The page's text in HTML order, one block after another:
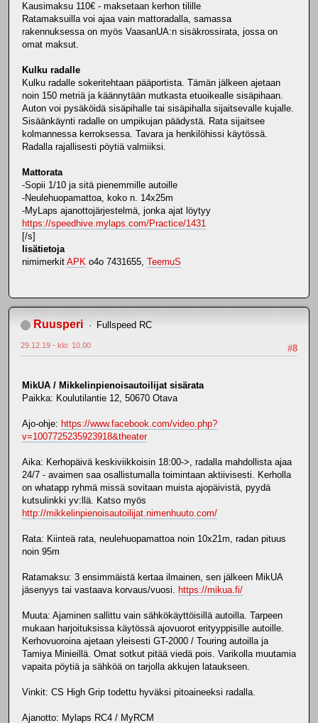
Kausimaksu 110€ - maksetaan kerhon tilille
Ratamaksuilla voi ajaa vain mattoradalla, samassa
rakennuksessa on myös VaasanUA:n sisäkrossirata, jossa on
omat maksut.
Kulku radalle
Kulku radalle sokeritehtaan pääportista. Tämän jälkeen ajetaan
noin 150 metriä ja käännytään mutkasta etuoikealle sisäpihaan.
Auton voi pysäköidä sisäpihalle tai sisäpihalla sijaitsevalle kujalle.
Sisäänkäynti radalle on umpikujan päädystä. Rata sijaitsee
kolmannessa kerroksessa. Tavara ja henkilöhissi käytössä.
Radalla rajallisesti pöytiä valmiiksi.
Mattorata
-Sopii 1/10 ja sitä pienemmille autoille
-Neulehuopamattoa, koko n. 14x25m
-MyLaps ajanottojärjestelmä, jonka ajat löytyy
https://speedhive.mylaps.com/Practice/1431
[/s]
lisätietoja
nimimerkit APK o4o 7431655, TeemuS
Ruusperi Fullspeed RC
#8
29.12.19 - klo: 10.00
MikUA / Mikkelinpienoisautoilijat sisärata
Paikka: Koulutilantie 12, 50670 Otava
Ajo-ohje: https://www.facebook.com/video.php?
v=1007725235923918&theater
Aika: Kerhopäivä keskiviikkoisin 18:00->, radalla mahdollista ajaa
24/7 - avaimen saa osallistumalla toimintaan aktiivisesti. Kerholla
on whatapp ryhmä missä sovitaan muista ajopäivistä, pyydä
kutsulinkki yv:llä. Katso myös
http://mikkelinpienoisautoilijat.nimenhuuto.com/
Rata: Kiinteä rata, neulehuopamattoa noin 10x21m, radan pituus
noin 95m
Ratamaksu: 3 ensimmäistä kertaa ilmainen, sen jälkeen MikUA
jäsenyys tai vastaava korvaus/vuosi.
https://mikua.fi/
Muuta: Ajaminen sallittu vain sähkökäyttöisillä autoilla. Tarpeen
mukaan harjoituksissa käytössä ajovuorot erityyppisille autoille.
Kerhovuoroina ajetaan yleisesti GT-2000 / Touring autoilla ja
Tamiya Minieillä. Omat sotkut pitää viedä pois. Varikolla muutamia
vapaita pöytiä ja sähköä on tarjolla akkujen lataukseen.
Vinkit: CS High Grip todettu hyväksi pitoaineeksi radalla.
Ajanotto: Mylaps RC4 / MyRCM